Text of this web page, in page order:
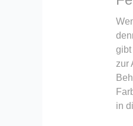
gibt
zur
in